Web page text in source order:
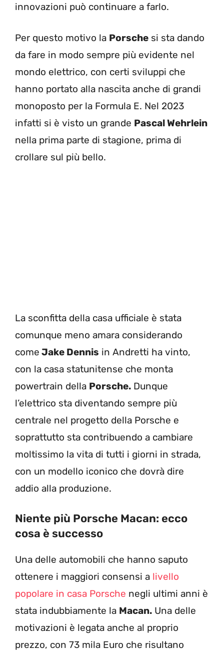
innovazioni può continuare a farlo.
Per questo motivo la Porsche si sta dando
da fare in modo sempre più evidente nel
mondo elettrico, con certi sviluppi che
hanno portato alla nascita anche di grandi
monoposto per la Formula E. Nel 2023
infatti si è visto un grande Pascal Wehrlein
nella prima parte di stagione, prima di
crollare sul più bello.
La sconfitta della casa ufficiale è stata
comunque meno amara considerando
come Jake Dennis in Andretti ha vinto,
con la casa statunitense che monta
powertrain della Porsche. Dunque
l’elettrico sta diventando sempre più
centrale nel progetto della Porsche e
soprattutto sta contribuendo a cambiare
moltissimo la vita di tutti i giorni in strada,
con un modello iconico che dovrà dire
addio alla produzione.
Niente più Porsche Macan: ecco
cosa è successo
Una delle automobili che hanno saputo
ottenere i maggiori consensi a livello
popolare in casa Porsche negli ultimi anni è
stata indubbiamente la Macan. Una delle
motivazioni è legata anche al proprio
prezzo, con 73 mila Euro che risultano